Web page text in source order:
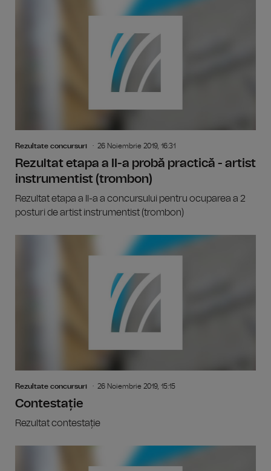
Rezultate concursuri 26 Noiembrie 2019, 16:31
Rezultat etapa a II-a probă practică - artist
instrumentist (trombon)
Rezultat etapa a II-a a concursului pentru ocuparea a 2
posturi de artist instrumentist (trombon)
Rezultate concursuri 26 Noiembrie 2019, 15:15
Contestație
Rezultat contestație